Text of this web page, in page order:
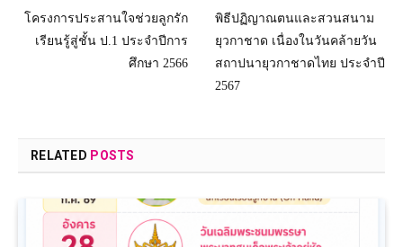
โครงการประสานใจช่วยลูกรัก
เรียนรู้สู่ชั้น ป.1 ประจำปีการ
ศึกษา 2566
พิธีปฏิญาณตนและสวนสนาม
ยุวกาชาด เนื่องในวันคล้ายวัน
สถาปนายุวกาชาดไทย ประจำปี
2567
RELATED POSTS